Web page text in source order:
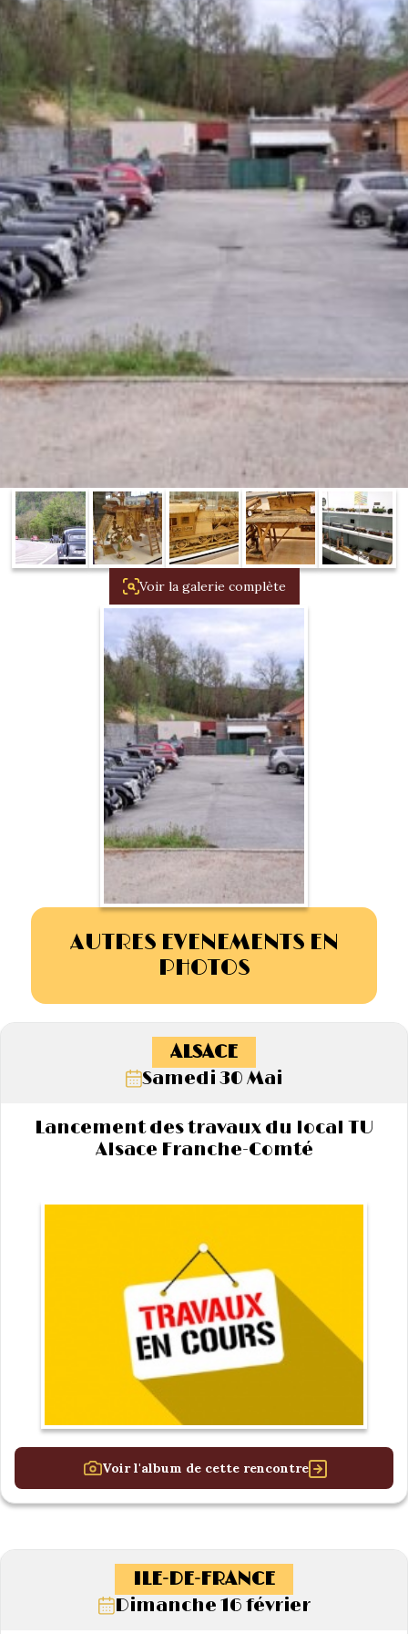
Notre local
La Boutique
Les pièces
L’assurance
La Revue
La traction
La Traction des
membres
Bibliographie
Présentation 15 six
Evolution 7 et 11 -
1934/1941
Evolution 11 –
1945/1952
Evolution 11 –
1952/1957
La 15/6 G –
1938/1947
La 15/6 D –
1947/1955
La 15/6 H –
1954/1956
Voir la galerie complète
AUTRES EVENEMENTS EN
PHOTOS
ALSACE
Samedi 30 Mai
Lancement des travaux du local TU
Alsace Franche-Comté
Voir l'album de cette rencontre
ILE-DE-FRANCE
Dimanche 16 février